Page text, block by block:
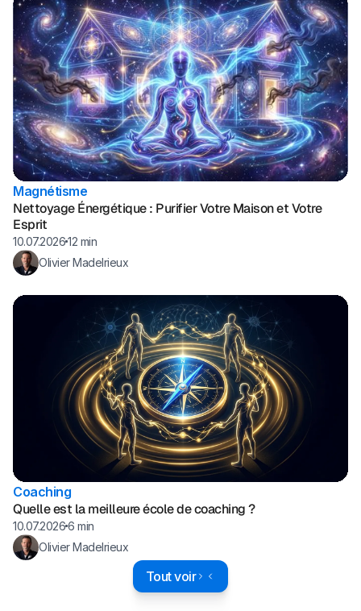
Magnétisme
Nettoyage Énergétique : Purifier Votre Maison et Votre
Esprit
10.07.202612 min
Olivier Madelrieux
Coaching
Quelle est la meilleure école de coaching ?
10.07.20266 min
Olivier Madelrieux
Tout voir